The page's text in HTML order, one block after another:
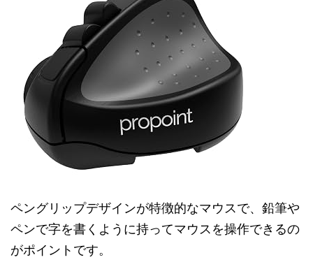
ペングリップデザインが特徴的なマウスで、鉛筆や
ペンで字を書くように持ってマウスを操作できるの
がポイントです。